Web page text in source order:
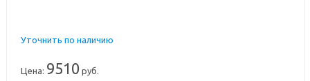
Уточнить по наличию
Цена: 9510 руб.